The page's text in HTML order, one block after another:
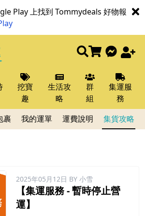
Play 上找到 Tommydeals 好物報
挖寶
趣
生活攻
略
群
組
集運服
務
裹 我的運單 運費說明 集貨攻略
2025年05月12日 BY 小雪
【集運服務 - 暫時停止營
運】